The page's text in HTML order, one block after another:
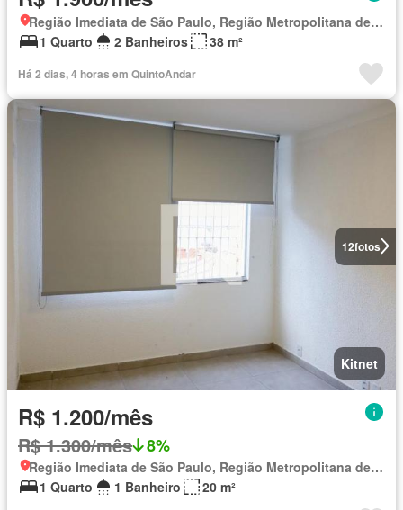
Região Imediata de São Paulo, Região Metropolitana de São Paulo
1 Quarto
2 Banheiros 38 m²
Há 2 dias, 4 horas em QuintoAndar
12fotos
Kitnet
R$ 1.200/mês
R$ 1.300/mês 8%
Região Imediata de São Paulo, Região Metropolitana de São Paulo
1 Quarto
1 Banheiro 20 m²